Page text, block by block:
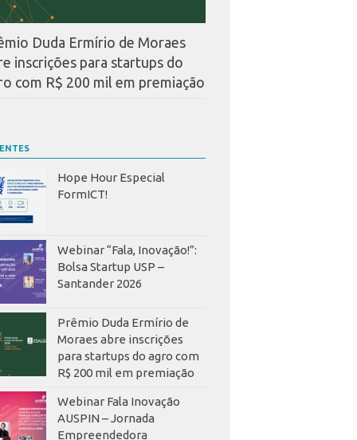
Duda Ermírio de Moraes
inscrições para startups do
com R$ 200 mil em premiação
Hope Hour Especial
FormICT!
Webinar “Fala, Inovação!”:
Bolsa Startup USP –
Santander 2026
Prêmio Duda Ermírio de
Moraes abre inscrições
para startups do agro com
R$ 200 mil em premiação
Webinar Fala Inovação
AUSPIN – Jornada
Empreendedora